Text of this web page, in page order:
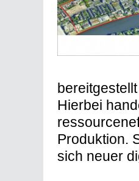
Hierbei
Produktion.
sich neuer